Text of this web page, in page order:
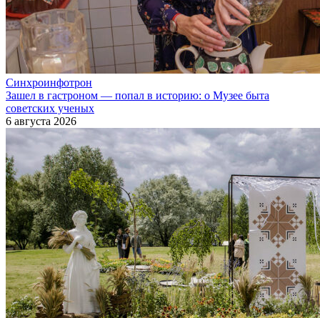
Синхроинфотрон
Зашел в гастроном — попал в историю: о Музее быта
советских ученых
6 августа 2026